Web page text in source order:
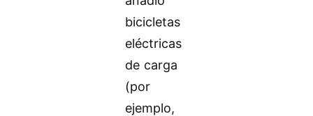
bicicletas
eléctricas
de carga
(por
ejemplo,